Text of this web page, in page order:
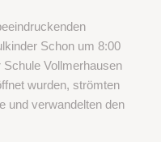
Schon um 8:00
Schule Vollmerhausen
wurden, strömten
und verwandelten den